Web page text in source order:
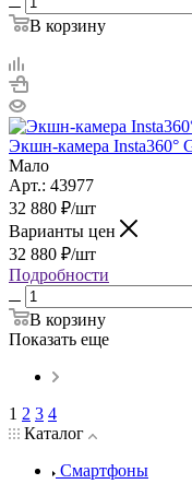
В корзину
Экшн-камера Insta360°
Мало
Арт.: 43977
32 880 ₽/шт
Варианты цен
32 880 ₽/шт
Подробности
В корзину
Показать еще
1 2 3 4
Каталог
Смартфоны